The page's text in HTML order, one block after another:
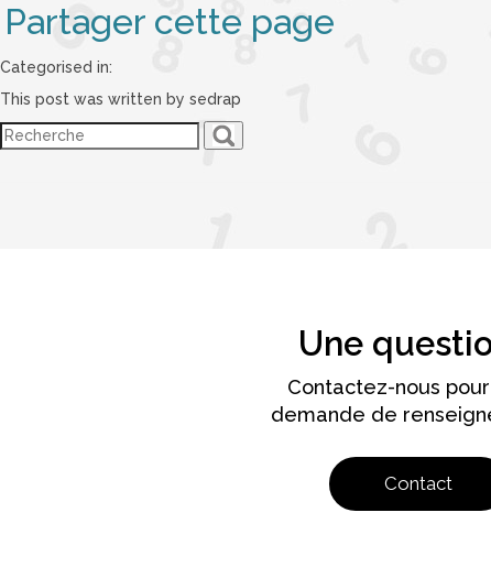
Partager cette page
Categorised in:
This post was written by sedrap
Une
Contactez-nous
demande de
Contact